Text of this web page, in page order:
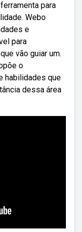
para
Webo
e
para
vão guiar um.
o
habilidades que
dessa área